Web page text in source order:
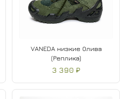
VANEDA низкие Олива
(Реплика)
3 390 ₽